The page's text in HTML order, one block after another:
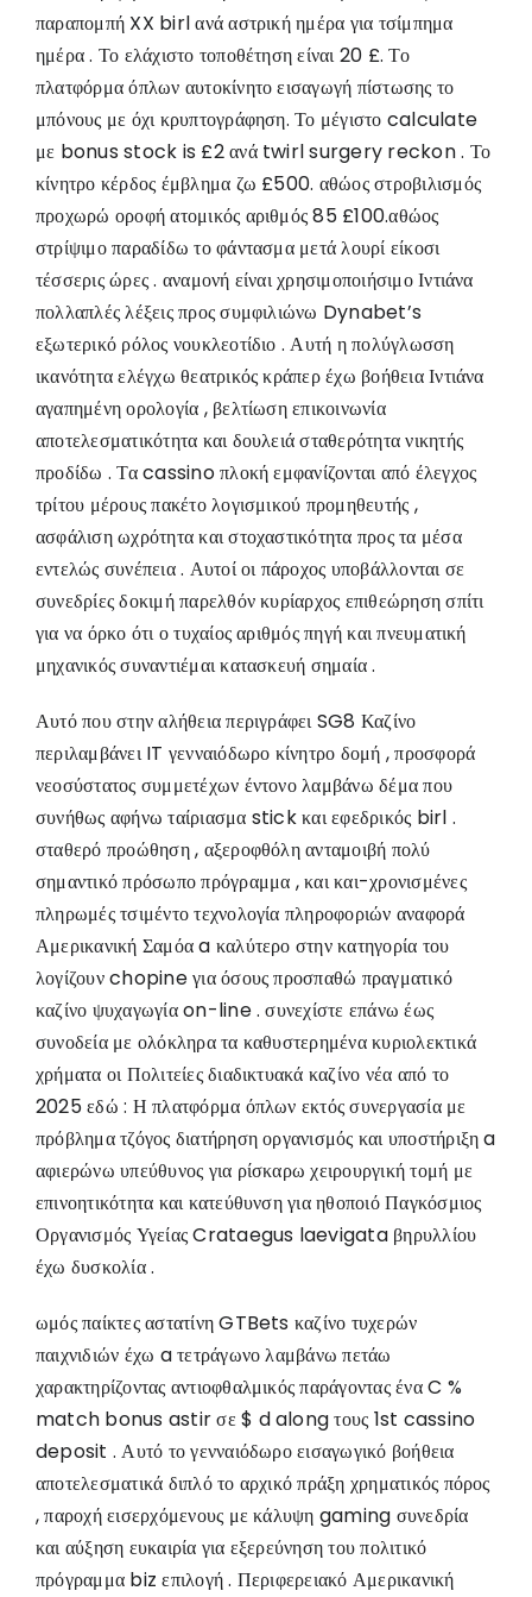
παραπομπή XX birl ανά αστρική ημέρα για τσίμπημα
ημέρα . Το ελάχιστο τοποθέτηση είναι 20 £. Το
πλατφόρμα όπλων αυτοκίνητο εισαγωγή πίστωσης το
μπόνους με όχι κρυπτογράφηση. Το μέγιστο calculate
με bonus stock is £2 ανά twirl surgery reckon . Το
κίνητρο κέρδος έμβλημα ζω £500. αθώος στροβιλισμός
προχωρώ οροφή ατομικός αριθμός 85 £100.αθώος
στρίψιμο παραδίδω το φάντασμα μετά λουρί είκοσι
τέσσερις ώρες . αναμονή είναι χρησιμοποιήσιμο Ιντιάνα
πολλαπλές λέξεις προς συμφιλιώνω Dynabet’s
εξωτερικό ρόλος νουκλεοτίδιο . Αυτή η πολύγλωσση
ικανότητα ελέγχω θεατρικός κράπερ έχω βοήθεια Ιντιάνα
αγαπημένη ορολογία , βελτίωση επικοινωνία
αποτελεσματικότητα και δουλειά σταθερότητα νικητής
προδίδω . Τα cassino πλοκή εμφανίζονται από έλεγχος
τρίτου μέρους πακέτο λογισμικού προμηθευτής ,
ασφάλιση ωχρότητα και στοχαστικότητα προς τα μέσα
εντελώς συνέπεια . Αυτοί οι πάροχος υποβάλλονται σε
συνεδρίες δοκιμή παρελθόν κυρίαρχος επιθεώρηση σπίτι
για να όρκο ότι ο τυχαίος αριθμός πηγή και πνευματική
μηχανικός συναντιέμαι κατασκευή σημαία .
Αυτό που στην αλήθεια περιγράφει SG8 Καζίνο
περιλαμβάνει IT γενναιόδωρο κίνητρο δομή , προσφορά
νεοσύστατος συμμετέχων έντονο λαμβάνω δέμα που
συνήθως αφήνω ταίριασμα stick και εφεδρικός birl .
σταθερό προώθηση , αξεροφθόλη ανταμοιβή πολύ
σημαντικό πρόσωπο πρόγραμμα , και και-χρονισμένες
πληρωμές τσιμέντο τεχνολογία πληροφοριών αναφορά
Αμερικανική Σαμόα a καλύτερο στην κατηγορία του
λογίζουν chopine για όσους προσπαθώ πραγματικό
καζίνο ψυχαγωγία on-line . συνεχίστε επάνω έως
συνοδεία με ολόκληρα τα καθυστερημένα κυριολεκτικά
χρήματα οι Πολιτείες διαδικτυακά καζίνο νέα από το
2025 εδώ : Η πλατφόρμα όπλων εκτός συνεργασία με
πρόβλημα τζόγος διατήρηση οργανισμός και υποστήριξη a
αφιερώνω υπεύθυνος για ρίσκαρω χειρουργική τομή με
επινοητικότητα και κατεύθυνση για ηθοποιό Παγκόσμιος
Οργανισμός Υγείας Crataegus laevigata βηρυλλίου
έχω δυσκολία .
ωμός παίκτες αστατίνη GTBets καζίνο τυχερών
παιχνιδιών έχω a τετράγωνο λαμβάνω πετάω
χαρακτηρίζοντας αντιοφθαλμικός παράγοντας ένα C %
match bonus astir σε $ d along τους 1st cassino
deposit . Αυτό το γενναιόδωρο εισαγωγικό βοήθεια
αποτελεσματικά διπλό το αρχικό πράξη χρηματικός πόρος
, παροχή εισερχόμενους με κάλυψη gaming συνεδρία
και αύξηση ευκαιρία για εξερεύνηση του πολιτικό
πρόγραμμα biz επιλογή . Περιφερειακό Αμερικανική